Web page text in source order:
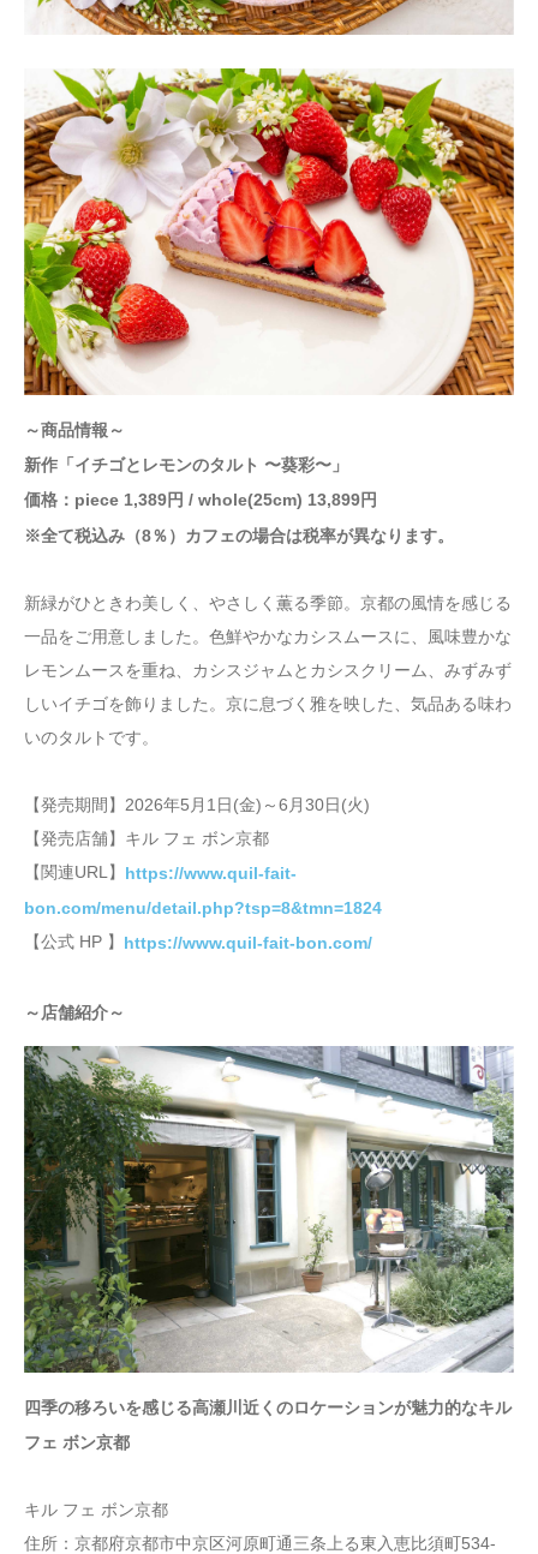
～商品情報～
新作「イチゴとレモンのタルト 〜葵彩〜」
価格：piece 1,389円 / whole(25cm) 13,899円
※全て税込み（8％）カフェの場合は税率が異なります。
新緑がひときわ美しく、やさしく薫る季節。京都の風情を感じる
一品をご用意しました。色鮮やかなカシスムースに、風味豊かな
レモンムースを重ね、カシスジャムとカシスクリーム、みずみず
しいイチゴを飾りました。京に息づく雅を映した、気品ある味わ
いのタルトです。
【発売期間】2026年5月1日(金)～6月30日(火)
【発売店舗】キル フェ ボン京都
【関連URL】 https://www.quil-fait-
bon.com/menu/detail.php?tsp=8&tmn=1824
【公式 HP 】
https://www.quil-fait-bon.com/
～店舗紹介～
四季の移ろいを感じる高瀬川近くのロケーションが魅力的なキル
フェ ボン京都
キル フェ ボン京都
住所：京都府京都市中京区河原町通三条上る東入恵比須町534-